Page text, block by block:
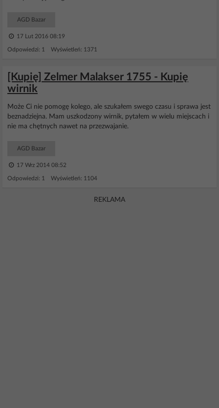
AGD Bazar
17 Lut 2016 08:19
Odpowiedzi: 1 Wyświetleń: 1371
[Kupię] Zelmer Malakser 1755 - Kupię
wirnik
Może Ci nie pomogę kolego, ale szukałem swego czasu i sprawa jest
beznadziejna. Mam uszkodzony wirnik, pytałem w wielu miejscach i
nie ma chętnych nawet na przezwajanie.
AGD Bazar
17 Wrz 2014 08:52
Odpowiedzi: 1 Wyświetleń: 1104
REKLAMA